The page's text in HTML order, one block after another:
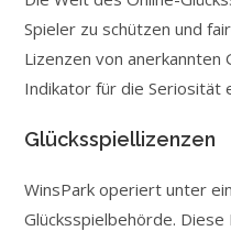
Spieler zu schützen und
Lizenzen von anerkannten
Indikator für die Seriosität
Glücksspiellizenzen
WinsPark operiert unter
Glücksspielbehörde.